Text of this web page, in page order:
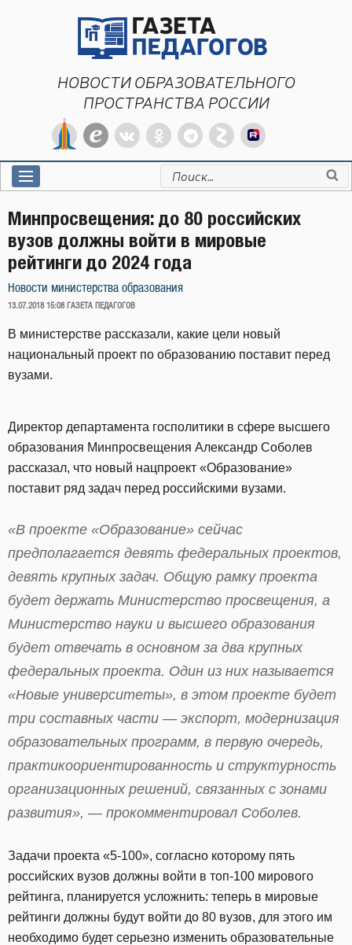
НОВОСТИ ОБРАЗОВАТЕЛЬНОГО
ПРОСТРАНСТВА РОССИИ
Искать:
Минпросвещения: до 80 российских
вузов должны войти в мировые
рейтинги до 2024 года
Новости министерства образования
ОПУБЛИКОВАНО
13.07.2018 15:08 ГАЗЕТА ПЕДАГОГОВ
В министерстве рассказали, какие цели новый
национальный проект по образованию поставит перед
вузами.
Директор департамента госполитики в сфере высшего
образования Минпросвещения Александр Соболев
рассказал, что новый нацпроект «Образование»
поставит ряд задач перед российскими вузами.
«В проекте «Образование» сейчас
предполагается девять федеральных проектов,
девять крупных задач. Общую рамку проекта
будет держать Министерство просвещения, а
Министерство науки и высшего образования
будет отвечать в основном за два крупных
федеральных проекта. Один из них называется
«Новые университеты», в этом проекте будет
три составных части — экспорт, модернизация
образовательных программ, в первую очередь,
практикоориентированность и структурность
организационных решений, связанных с зонами
развития», — прокомментировал Соболев.
Задачи проекта «5-100», согласно которому пять
российских вузов должны войти в топ-100 мирового
рейтинга, планируется усложнить: теперь в мировые
рейтинги должны будут войти до 80 вузов, для этого им
необходимо будет серьезно изменить образовательные